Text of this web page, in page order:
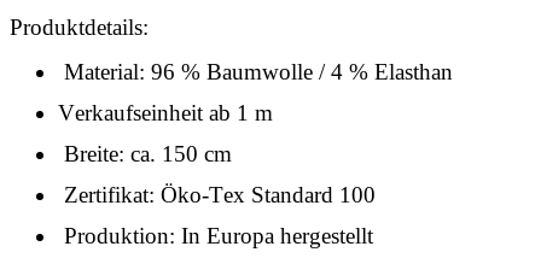
Produktdetails:
Material: 96 % Baumwolle / 4 % Elasthan
Verkaufseinheit ab 1 m
Breite: ca. 150 cm
Zertifikat: Öko-Tex Standard 100
Produktion: In Europa hergestellt